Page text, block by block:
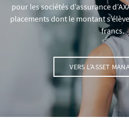
pour les sociétés d’assurance
placements dont le montant
francs.
VERS L’ASSET